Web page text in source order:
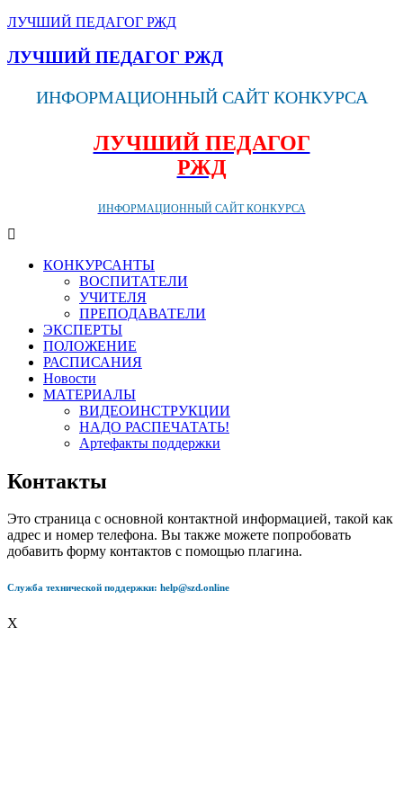
ЛУЧШИЙ ПЕДАГОГ РЖД
ЛУЧШИЙ ПЕДАГОГ РЖД
ИНФОРМАЦИОННЫЙ САЙТ КОНКУРСА
ЛУЧШИЙ ПЕДАГОГ
РЖД
ИНФОРМАЦИОННЫЙ САЙТ КОНКУРСА
КОНКУРСАНТЫ
ВОСПИТАТЕЛИ
УЧИТЕЛЯ
ПРЕПОДАВАТЕЛИ
ЭКСПЕРТЫ
ПОЛОЖЕНИЕ
РАСПИСАНИЯ
Новости
МАТЕРИАЛЫ
ВИДЕОИНСТРУКЦИИ
НАДО РАСПЕЧАТАТЬ!
Артефакты поддержки
Контакты
Это страница с основной контактной информацией, такой как
адрес и номер телефона. Вы также можете попробовать
добавить форму контактов с помощью плагина.
Служба технической поддержки: help@szd.online
X